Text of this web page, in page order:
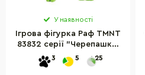
У наявності
Ігрова фігурка Раф TMNT
83832 серії "Черепашки-
Ніндзя. Панцирний вихор"
3 5 25